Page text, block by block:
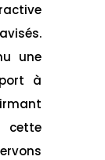
une
à